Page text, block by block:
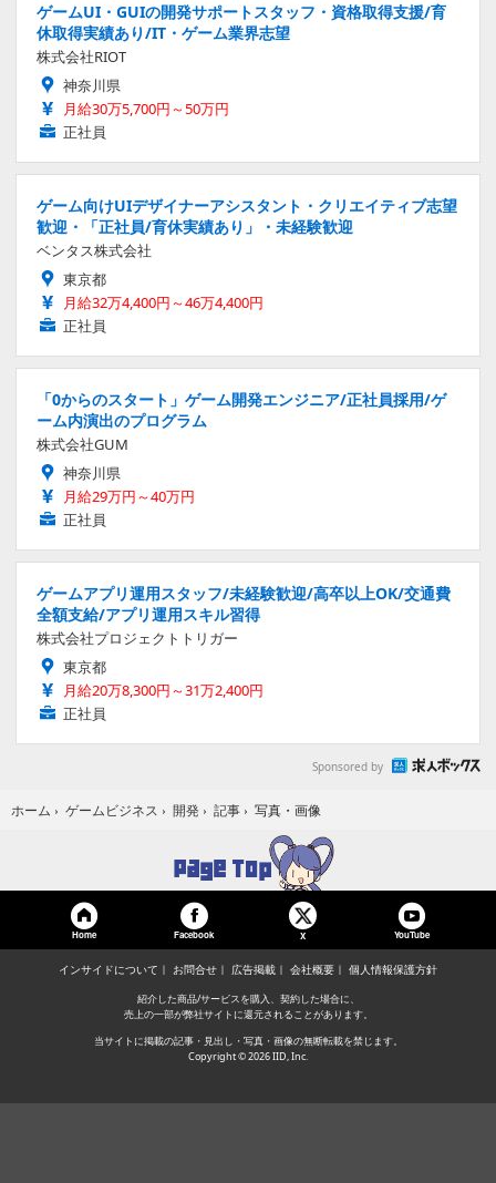
ゲームUI・GUIの開発サポートスタッフ・資格取得支援/育
休取得実績あり/IT・ゲーム業界志望
株式会社RIOT
神奈川県
月給30万5,700円～50万円
正社員
ゲーム向けUIデザイナーアシスタント・クリエイティブ志望
歓迎・「正社員/育休実績あり」・未経験歓迎
ベンタス株式会社
東京都
月給32万4,400円～46万4,400円
正社員
「0からのスタート」ゲーム開発エンジニア/正社員採用/ゲ
ーム内演出のプログラム
株式会社GUM
神奈川県
月給29万円～40万円
正社員
ゲームアプリ運用スタッフ/未経験歓迎/高卒以上OK/交通費
全額支給/アプリ運用スキル習得
株式会社プロジェクトトリガー
東京都
月給20万8,300円～31万2,400円
正社員
Sponsored by
ホーム › ゲームビジネス › 開発 › 記事 › 写真・画像
Home Facebook X YouTube
インサイドについて お問合せ 広告掲載 会社概要 個人情報保護方針
紹介した商品/サービスを購入、契約した場合に、
売上の一部が弊社サイトに還元されることがあります。
当サイトに掲載の記事・見出し・写真・画像の無断転載を禁じます。
Copyright © 2026 IID, Inc.